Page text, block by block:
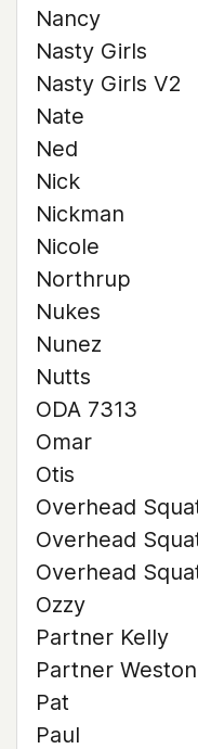
Nancy
Nasty Girls
Nasty Girls V2
Nate
Ned
Nick
Nickman
Nicole
Northrup
Nukes
Nunez
Nutts
ODA 7313
Omar
Otis
Overhead
Overhead
Overhead
Ozzy
Partner Kelly
Partner Weston
Pat
Paul